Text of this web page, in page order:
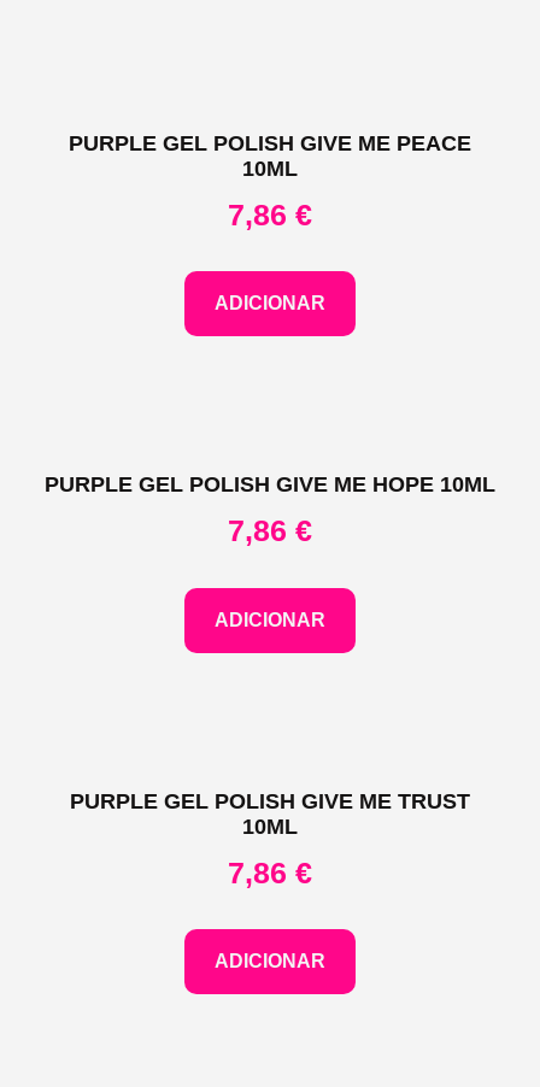
PURPLE GEL POLISH GIVE ME PEACE
10ML
7,86 €
ADICIONAR
PURPLE GEL POLISH GIVE ME HOPE 10ML
7,86 €
ADICIONAR
PURPLE GEL POLISH GIVE ME TRUST
10ML
7,86 €
ADICIONAR